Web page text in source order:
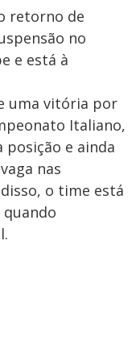
retorno de
no
e está à
uma vitória por
Italiano,
posição e ainda
nas
o time está
quando